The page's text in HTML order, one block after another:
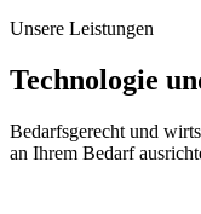
Unsere Leistungen
Technologie
Bedarfsgerecht und
an Ihrem Bedarf